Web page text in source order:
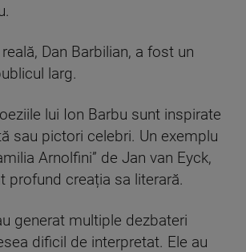
Dan Barbilian, a fost un
larg.
lui Ion Barbu sunt inspirate
sau pictori celebri. Un exemplu
Arnolfini” de Jan van Eyck,
profund creația sa literară.
generat multiple dezbateri
dificil de interpretat. Ele au